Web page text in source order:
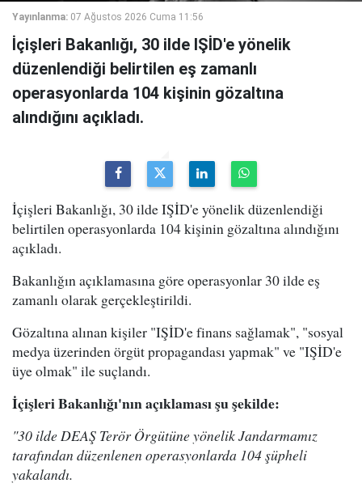
Yayınlanma: 07 Ağustos 2026 Cuma 11:56
İçişleri Bakanlığı, 30 ilde IŞİD'e yönelik
düzenlendiği belirtilen eş zamanlı
operasyonlarda 104 kişinin gözaltına
alındığını açıkladı.
İçişleri Bakanlığı, 30 ilde IŞİD'e yönelik düzenlendiği
belirtilen operasyonlarda 104 kişinin gözaltına alındığını
açıkladı.
Bakanlığın açıklamasına göre operasyonlar 30 ilde eş
zamanlı olarak gerçekleştirildi.
Gözaltına alınan kişiler "IŞİD'e finans sağlamak", "sosyal
medya üzerinden örgüt propagandası yapmak" ve "IŞİD'e
üye olmak" ile suçlandı.
İçişleri Bakanlığı'nın açıklaması şu şekilde:
"30 ilde DEAŞ Terör Örgütüne yönelik Jandarmamız
tarafından düzenlenen operasyonlarda 104 şüpheli
yakalandı.